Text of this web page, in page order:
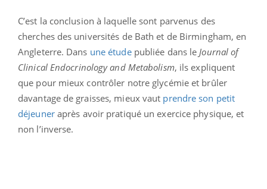
C’est la conclusion à laquelle sont parvenus des
cherches des universités de Bath et de Birmingham, en
Angleterre. Dans une étudepubliée dans le Journal of
Clinical Endocrinology and Metabolism, ils expliquent
que pour mieux contrôler notre glycémie et brûler
davantage de graisses, mieux vaut prendre son petit
déjeuneraprès avoir pratiqué un exercice physique, et
non l’inverse.